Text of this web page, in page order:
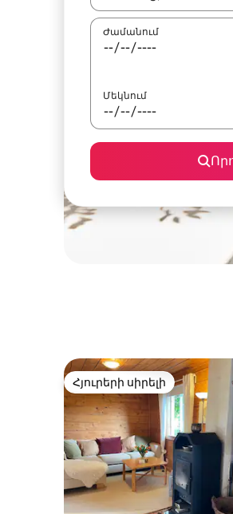
Ժամանում
Մեկնում
Հյուրերի սիրելի
Հյուրերի սիրելի